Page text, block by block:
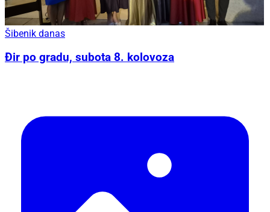
Šibenik danas
Đir po gradu, subota 8. kolovoza